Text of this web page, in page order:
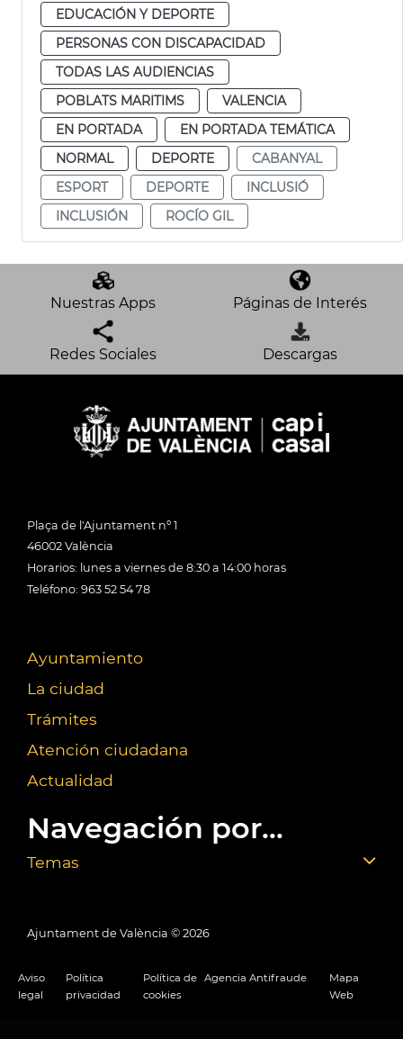
EDUCACIÓN Y DEPORTE
PERSONAS CON DISCAPACIDAD
TODAS LAS AUDIENCIAS
POBLATS MARITIMS
VALENCIA
EN PORTADA
EN PORTADA TEMÁTICA
NORMAL
DEPORTE
CABANYAL
ESPORT
DEPORTE
INCLUSIÓ
INCLUSIÓN
ROCÍO GIL
Nuestras Apps Páginas de Interés
Redes Sociales Descargas
Plaça de l'Ajuntament nº 1
46002 València
Horarios: lunes a viernes de 8:30 a 14:00 horas
Teléfono: 963 52 54 78
Ayuntamiento
La ciudad
Trámites
Atención ciudadana
Actualidad
Navegación por...
Temas
Ajuntament de València © 2026
Aviso
legal
Política
privacidad
Política de
cookies
Agencia Antifraude
Mapa
Web